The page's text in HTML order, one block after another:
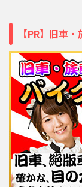
【PR】旧車